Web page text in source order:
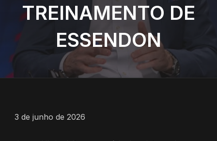
TREINAMENTO DE
ESSENDON
3 de junho de 2026